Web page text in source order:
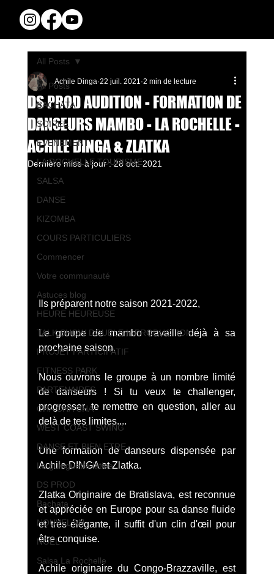
All Posts
BACHATA
SOIREE
EVENEMENT
LA ROCHELLE TOURISME
SALSA
DANSE
KIZOMBA
COURS PARTICULIERS
Commencer
Votre communauté
Astuces blog
HEURE HEUREUSE
TALK SHOW DOUBLE H PRODUCTION
PROJET PARTICIPATIF
FITNESS PARK
PARTENAIRES
CHA CHA CHA
WEST COAST SWING
DANSE ET BIEN ETRE
La guinguette latine
DS PROD
Bachata
NOUVEL AN
NOËL
Salsa La Rochelle
All Posts
DS PROD AUDITION - FORMATION DE
DANSEURS MAMBO - LA ROCHELLE -
ACHILE DINGA & ZLATKA
Achile Dinga 22 juil. 2021 2 min de lecture
Dernière mise à jour :28 oct. 2021
Ils préparent notre saison 2021-2022,
Le groupe de mambo travaille déjà à sa
prochaine saison.
Nous ouvrons le groupe à un nombre limité
de danseurs ! Si tu veux te challenger,
progresser, te remettre en question, aller au
delà de tes limites....
Une formation de danseurs dispensée par
Achile DINGA et Zlatka.
Zlatka Originaire de Bratislava, est reconnue
et appréciée en Europe pour sa danse fluide
et très élégante, il suffit d'un clin d'œil pour
être conquise.
Achile originaire du Congo-Brazzaville, est